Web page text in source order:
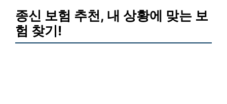
종신 보험 추천, 내 상황에 맞는 보
험 찾기!